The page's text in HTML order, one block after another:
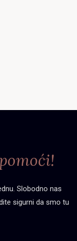
Slobodno nas
sigurni da smo tu